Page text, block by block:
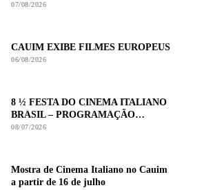
07/08/2026
CAUIM EXIBE FILMES EUROPEUS
06/08/2026
8 ½ FESTA DO CINEMA ITALIANO
BRASIL – PROGRAMAÇÃO
COMPLETA
08/07/2026
Mostra de Cinema Italiano no Cauim
a partir de 16 de julho